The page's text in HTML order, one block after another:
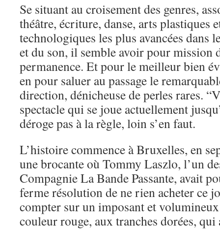
Se situant au croisement des genres,
théâtre, écriture, danse, arts plastiques
technologiques les plus avancées dans
et du son, il semble avoir pour mission
permanence. Et pour le meilleur bien
en pour saluer au passage le
direction, dénicheuse de perles rares.
spectacle qui se joue actuellement
déroge pas à la règle, loin s’en faut.
L’histoire commence à Bruxelles, en
une brocante où Tommy Laszlo, l’un
Compagnie La Bande Passante, avait
ferme résolution de ne rien acheter ce
compter sur un imposant et
couleur rouge, aux tranches dorées,